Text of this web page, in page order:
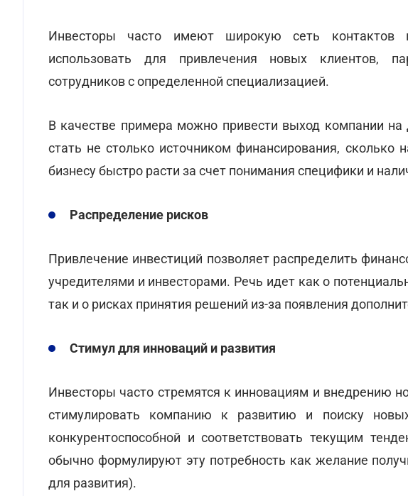
Инвесторы часто имеют широкую сеть контактов
использовать для привлечения новых клиентов,
сотрудников с определенной специализацией.
В качестве примера можно привести выход компании
стать не столько источником финансирования, сколько
бизнесу быстро расти за счет понимания специфики и
Распределение рисков
Привлечение инвестиций позволяет распределить
учредителями и инвесторами. Речь идет как о
так и о рисках принятия решений из-за появления
Стимул для инноваций и развития
Инвесторы часто стремятся к инновациям и внедрению
стимулировать компанию к развитию и поиску
конкурентоспособной и соответствовать текущим
обычно формулируют эту потребность как желание
для развития).